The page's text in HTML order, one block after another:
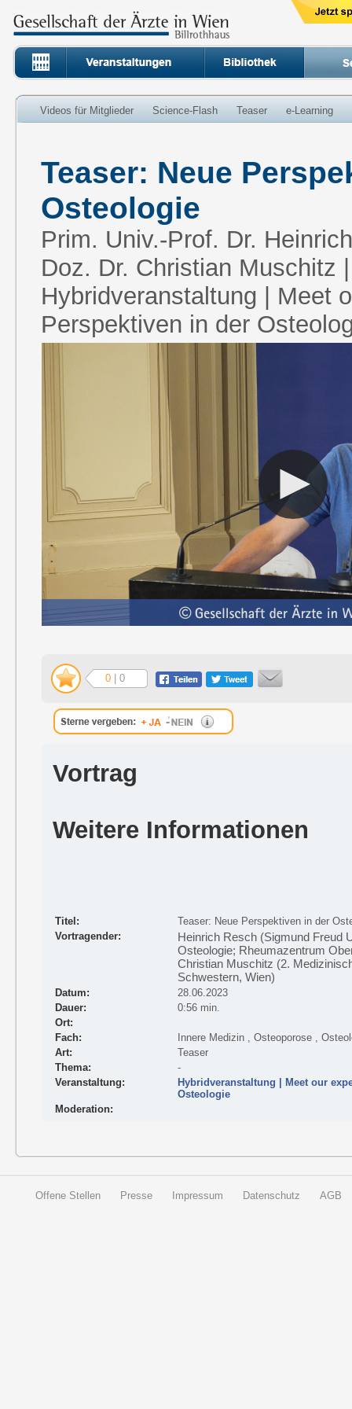
Videos für Mitglieder Science-Flash Teaser e-Learning
Teaser: Neue
Osteologie
Prim. Univ.-Prof. Dr.
Doz. Dr. Christian Muschitz |
Hybridveranstaltung | Meet
Perspektiven in der
0 | 0
Vortrag
Weitere Informationen
Titel:
Teaser: Neue Perspektiven in der
Vortragender:
Heinrich Resch (Sigmund Freud
Osteologie; Rheumazentrum
Christian Muschitz (2.
Schwestern, Wien)
Datum:
28.06.2023
Dauer:
0:56 min.
Ort:
Fach:
Innere Medizin , Osteoporose ,
Art:
Teaser
Thema:
-
Veranstaltung:
Hybridveranstaltung | Meet our
Osteologie
Moderation:
Offene Stellen Presse Impressum Datenschutz AGB